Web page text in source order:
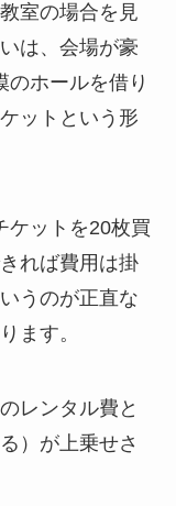
室の場合を見
は、会場が豪
のホールを借り
ットという形
ケットを20枚買
れば費用は掛
うのが正直な
ます。
レンタル費と
）が上乗せさ